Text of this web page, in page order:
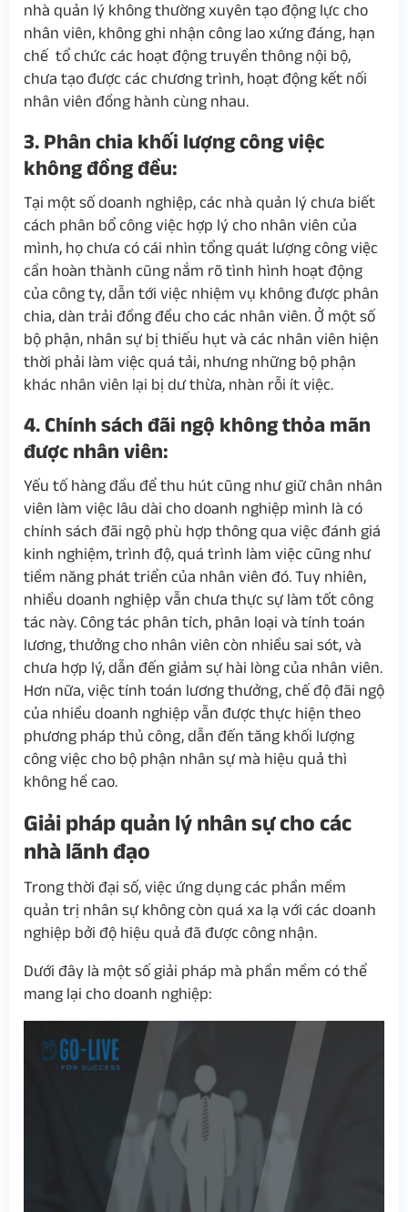
nhà quản lý không thường xuyên tạo động lực cho
nhân viên, không ghi nhận công lao xứng đáng, hạn
chế tổ chức các hoạt động truyền thông nội bộ,
chưa tạo được các chương trình, hoạt động kết nối
nhân viên đồng hành cùng nhau.
3. Phân chia khối lượng công việc
không đồng đều:
Tại một số doanh nghiệp, các nhà quản lý chưa biết
cách phân bổ công việc hợp lý cho nhân viên của
mình, họ chưa có cái nhìn tổng quát lượng công việc
cần hoàn thành cũng nắm rõ tình hình hoạt động
của công ty, dẫn tới việc nhiệm vụ không được phân
chia, dàn trải đồng đều cho các nhân viên. Ở một số
bộ phận, nhân sự bị thiếu hụt và các nhân viên hiện
thời phải làm việc quá tải, nhưng những bộ phận
khác nhân viên lại bị dư thừa, nhàn rỗi ít việc.
4. Chính sách đãi ngộ không thỏa mãn
được nhân viên:
Yếu tố hàng đầu để thu hút cũng như giữ chân nhân
viên làm việc lâu dài cho doanh nghiệp mình là có
chính sách đãi ngộ phù hợp thông qua việc đánh giá
kinh nghiệm, trình độ, quá trình làm việc cũng như
tiềm năng phát triển của nhân viên đó. Tuy nhiên,
nhiều doanh nghiệp vẫn chưa thực sự làm tốt công
tác này. Công tác phân tích, phân loại và tính toán
lương, thưởng cho nhân viên còn nhiều sai sót, và
chưa hợp lý, dẫn đến giảm sự hài lòng của nhân viên.
Hơn nữa, việc tính toán lương thưởng, chế độ đãi ngộ
của nhiều doanh nghiệp vẫn được thực hiện theo
phương pháp thủ công, dẫn đến tăng khối lượng
công việc cho bộ phận nhân sự mà hiệu quả thì
không hề cao.
Giải pháp quản lý nhân sự cho các
nhà lãnh đạo
Trong thời đại số, việc ứng dụng các phần mềm
quản trị nhân sự không còn quá xa lạ với các doanh
nghiệp bởi độ hiệu quả đã được công nhận.
Dưới đây là một số giải pháp mà phần mềm có thể
mang lại cho doanh nghiệp: